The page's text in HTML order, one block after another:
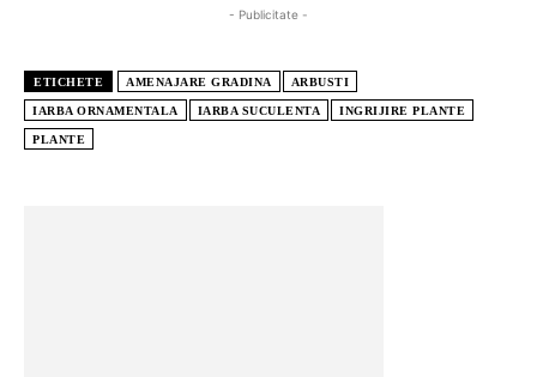
- Publicitate -
ETICHETE AMENAJARE GRADINA ARBUSTI
IARBA ORNAMENTALA IARBA SUCULENTA INGRIJIRE PLANTE
PLANTE